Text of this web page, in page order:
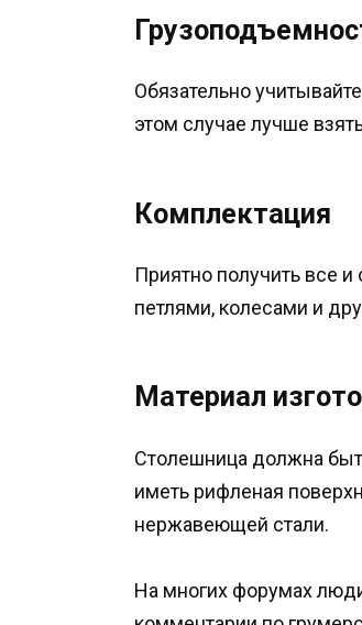
Обязательно
этом случае лучше
Комплектация
Приятно получить все
петлями, колесами и
Материал
Столешница должна
иметь рифленая
нержавеющей стали.
На многих форумах